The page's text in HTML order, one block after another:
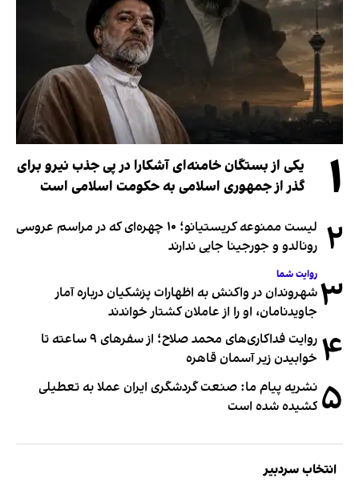
۱
یکی از بستگان خامنه‌ای آشکارا در پی جذب نیرو برای
گذر از جمهوری اسلامی به حکومت اسلامی است
۲
لیست ممنوعه کریستیانو؛ ۱۰ چهره‌ای که در مراسم عروسی
رونالدو و جورجینا جایی ندارند
۳ روایت شما
شهروندان در واکنش به اظهارات پزشکیان درباره آمار
جاویدنامان، او را از عاملان کشتار خواندند
۴
روایت فداکاری‌های محمد صلاح؛ از سفرهای ۹ ساعته تا
خوابیدن زیر آسمان قاهره
۵ نشریه پیام ما: صنعت گردشگری ایران عملا به تعطیلی
کشیده شده است
انتخاب سردبیر